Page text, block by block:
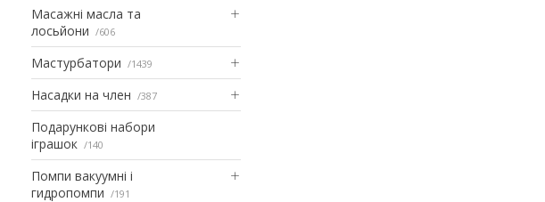
Масажні масла та
лосьйони
606
Мастурбатори 1439
Насадки на член 387
Подарункові набори
іграшок
140
Помпи вакуумні і
гидропомпи
191